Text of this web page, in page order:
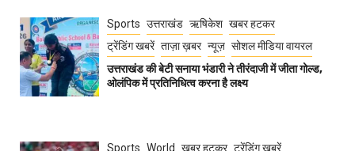
Sports उत्तराखंड ऋषिकेश खबर हटकर
ट्रेंडिंग खबरें ताज़ा ख़बर न्यूज़ सोशल मीडिया वायरल
उत्तराखंड की बेटी सनाया भंडारी ने तीरंदाजी में जीता गोल्ड,
ओलंपिक में प्रतिनिधित्व करना है लक्ष्य
Sports World खबर हटकर ट्रेंडिंग खबरें